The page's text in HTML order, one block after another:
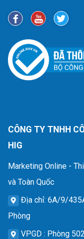
CÔNG TY TNHH
HIG
Marketing Online -
và Toàn Quốc
Địa chỉ: 6A/9/
Phòng
VPGD : Phòng